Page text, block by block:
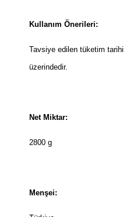
Kullanım Önerileri:
Tavsiye edilen tüketim
üzerindedir.
Net Miktar:
2800 g
Menşei: